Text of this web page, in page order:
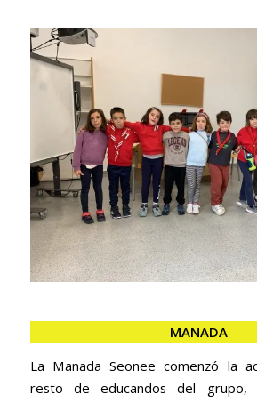
MANADA
La Manada Seonee comenzó la
resto de educandos del grupo,